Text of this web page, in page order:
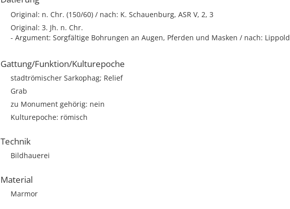
Original: n. Chr. (150/60) / nach: K. Schauenburg, ASR V, 2, 3
Original: 3. Jh. n. Chr.
- Argument: Sorgfältige Bohrungen an Augen, Pferden und Masken / nach: Lippold
Gattung/Funktion/Kulturepoche
stadtrömischer Sarkophag; Relief
Grab
zu Monument gehörig: nein
Kulturepoche: römisch
Technik
Bildhauerei
Material
Marmor